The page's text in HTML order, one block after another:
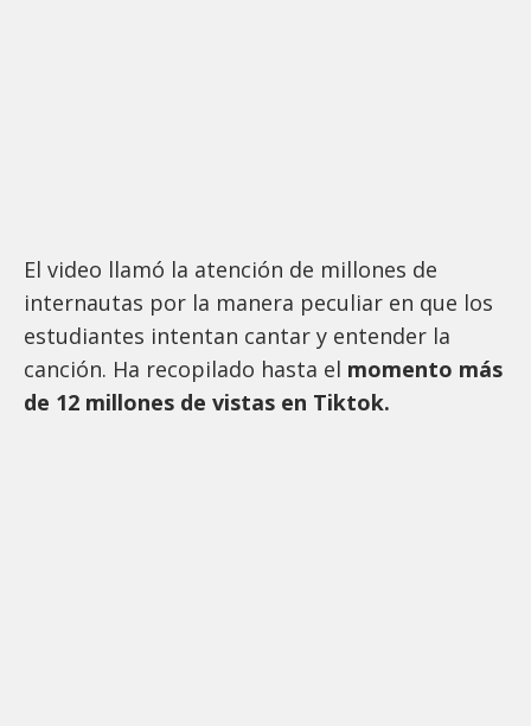
El video llamó la atención de millones de
internautas por la manera peculiar en que los
estudiantes intentan cantar y entender la
canción. Ha recopilado hasta el momento más
de 12 millones de vistas en Tiktok.